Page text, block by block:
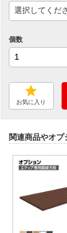
個数
お気に入り
関連商品やオ